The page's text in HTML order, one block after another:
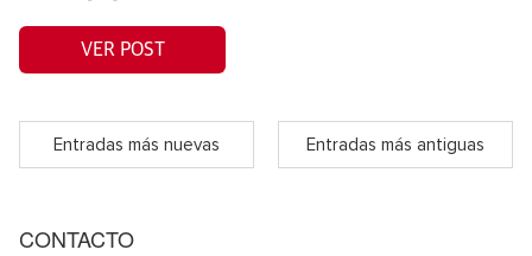
VER POST
Entradas más nuevas Entradas más antiguas
CONTACTO